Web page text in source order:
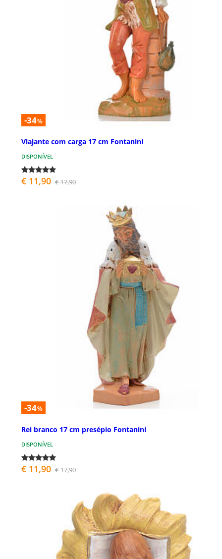
-34%
Viajante com carga 17 cm Fontanini
DISPONÍVEL
€ 11,90 € 17,90
-34%
Rei branco 17 cm presépio Fontanini
DISPONÍVEL
€ 11,90 € 17,90